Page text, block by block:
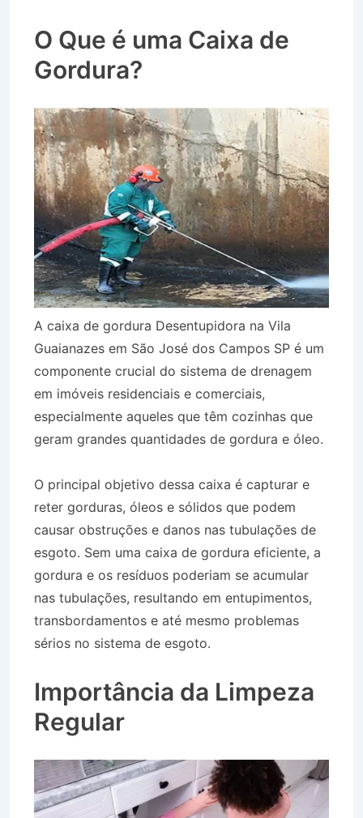
O Que é uma Caixa de
Gordura?
A caixa de gordura Desentupidora na Vila
Guaianazes em São José dos Campos SP é um
componente crucial do sistema de drenagem
em imóveis residenciais e comerciais,
especialmente aqueles que têm cozinhas que
geram grandes quantidades de gordura e óleo.
O principal objetivo dessa caixa é capturar e
reter gorduras, óleos e sólidos que podem
causar obstruções e danos nas tubulações de
esgoto. Sem uma caixa de gordura eficiente, a
gordura e os resíduos poderiam se acumular
nas tubulações, resultando em entupimentos,
transbordamentos e até mesmo problemas
sérios no sistema de esgoto.
Importância da Limpeza
Regular